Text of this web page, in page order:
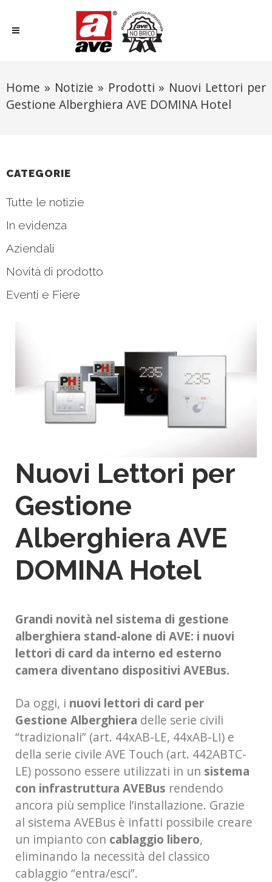
Home » Notizie » Prodotti » Nuovi Lettori per
Gestione Alberghiera AVE DOMINA Hotel
CATEGORIE
Tutte le notizie
In evidenza
Aziendali
Novità di prodotto
Eventi e Fiere
Nuovi Lettori per
Gestione
Alberghiera AVE
DOMINA Hotel
Grandi novità nel sistema di gestione
alberghiera stand-alone di AVE: i nuovi
lettori di card da interno ed esterno
camera diventano dispositivi AVEBus.
Da oggi, i nuovi lettori di card per
Gestione Alberghiera delle serie civili
“tradizionali” (art. 44xAB-LE, 44xAB-LI) e
della serie civile AVE Touch (art. 442ABTC-
LE) possono essere utilizzati in un sistema
con infrastruttura AVEBus rendendo
ancora più semplice l’installazione. Grazie
al sistema AVEBus è infatti possibile creare
un impianto con cablaggio libero,
eliminando la necessità del classico
cablaggio “entra/esci”.